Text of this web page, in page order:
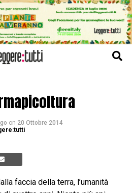
on 20 Ottobre 2014
faccia della terra, l’umanità